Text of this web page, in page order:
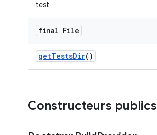
test
final File
getTestsDir()
Constructeurs publics